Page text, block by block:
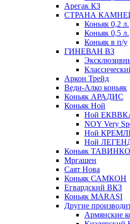
Арегак КЗ
СТРАНА
Коньяк 0,2 л.
Коньяк 0,5 л.
Коньяк в п/у
ГИНЕВАН ВЗ
Аркон Трейд
Веди-Алко коньяк
Коньяк АРАДИС
Коньяк Ной
Ной
NOY Very
Ной
Ной
Коньяк ТАВИНКО
Мргашен
Саят Нова
Коньяк САМКОН
Егвардский ВКЗ
Коньяк MARASI
Другие
Армянские